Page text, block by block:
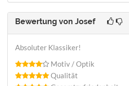
Bewertung von Josef
Absoluter Klassiker!
Motiv / Optik
Qualität